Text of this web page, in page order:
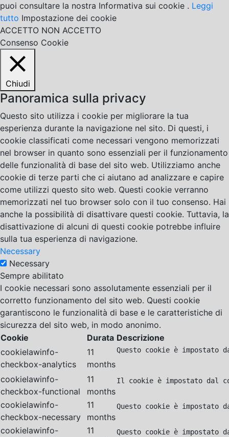
puoi consultare la nostra Informativa sui cookie . Leggi
tutto Impostazione dei cookie
ACCETTO NON ACCETTO
Consenso Cookie
Chiudi
Panoramica sulla privacy
Questo sito utilizza i cookie per migliorare la tua
esperienza durante la navigazione nel sito. Di questi, i
cookie classificati come necessari vengono memorizzati
nel browser in quanto sono essenziali per il funzionamento
delle funzionalità di base del sito web. Utilizziamo anche
cookie di terze parti che ci aiutano ad analizzare e capire
come utilizzi questo sito web. Questi cookie verranno
memorizzati nel tuo browser solo con il tuo consenso. Hai
anche la possibilità di disattivare questi cookie. Tuttavia, la
disattivazione di alcuni di questi cookie potrebbe influire
sulla tua esperienza di navigazione.
Necessary
Necessary
Sempre abilitato
I cookie necessari sono assolutamente essenziali per il
corretto funzionamento del sito web. Questi cookie
garantiscono le funzionalità di base e le caratteristiche di
sicurezza del sito web, in modo anonimo.
Cookie
Durata Descrizione
cookielawinfo-
checkbox-analytics
11
months
Questo cookie è
cookielawinfo-
checkbox-functional
11
months
Il cookie è impostato dal
cookielawinfo-
checkbox-necessary
11
months
Questo cookie è impostato
cookielawinfo-
11
Questo cookie è